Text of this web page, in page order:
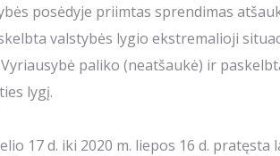
posėdyje priimtas sprendimas
valstybės lygio ekstremalioji
paliko (neatšaukė) ir
lygį.
17 d. iki 2020 m. liepos 16 d.